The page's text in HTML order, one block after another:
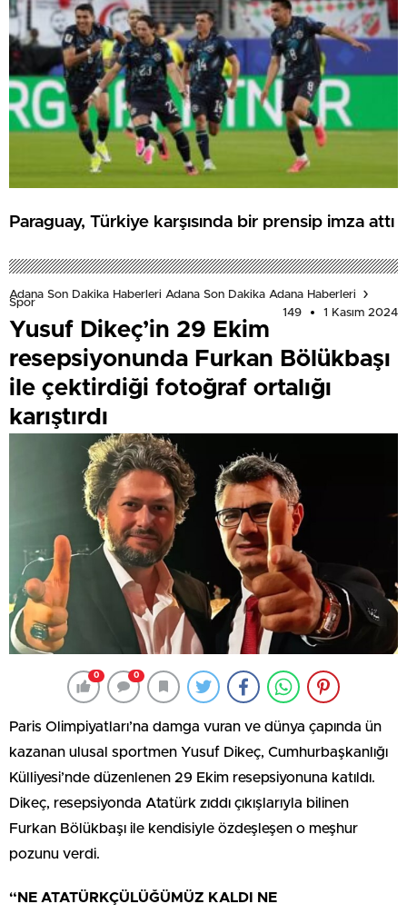
Paraguay, Türkiye karşısında bir prensip imza attı
Adana Son Dakika Haberleri Adana Son Dakika Adana Haberleri
Spor
149
1 Kasım 2024
Yusuf Dikeç’in 29 Ekim
resepsiyonunda Furkan Bölükbaşı
ile çektirdiği fotoğraf ortalığı
karıştırdı
0 0
Paris Olimpiyatları’na damga vuran ve dünya çapında ün
kazanan ulusal sportmen Yusuf Dikeç, Cumhurbaşkanlığı
Külliyesi’nde düzenlenen 29 Ekim resepsiyonuna katıldı.
Dikeç, resepsiyonda Atatürk zıddı çıkışlarıyla bilinen
Furkan Bölükbaşı ile kendisiyle özdeşleşen o meşhur
pozunu verdi.
“NE ATATÜRKÇÜLÜĞÜMÜZ KALDI NE